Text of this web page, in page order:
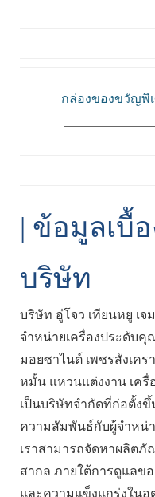
กล่องของขวัญพิ
| ข้อมูลเบื้
บริษัท
บริษัท อู๋โจว เทียนหยู เจ
จำหน่ายเครื่องประดับ
มอยซาไนต์ เพชรสังเค
หมั้น แหวนแต่งงาน เครื่
เป็นบริษัทจำกัดที่ก่อตั้งขึ้
ความสัมพันธ์กับผู้จำหน่
เราสามารถจัดหาผลิต
สากล ภายใต้การดูแลขอ
และความแข็งแกร่งใน